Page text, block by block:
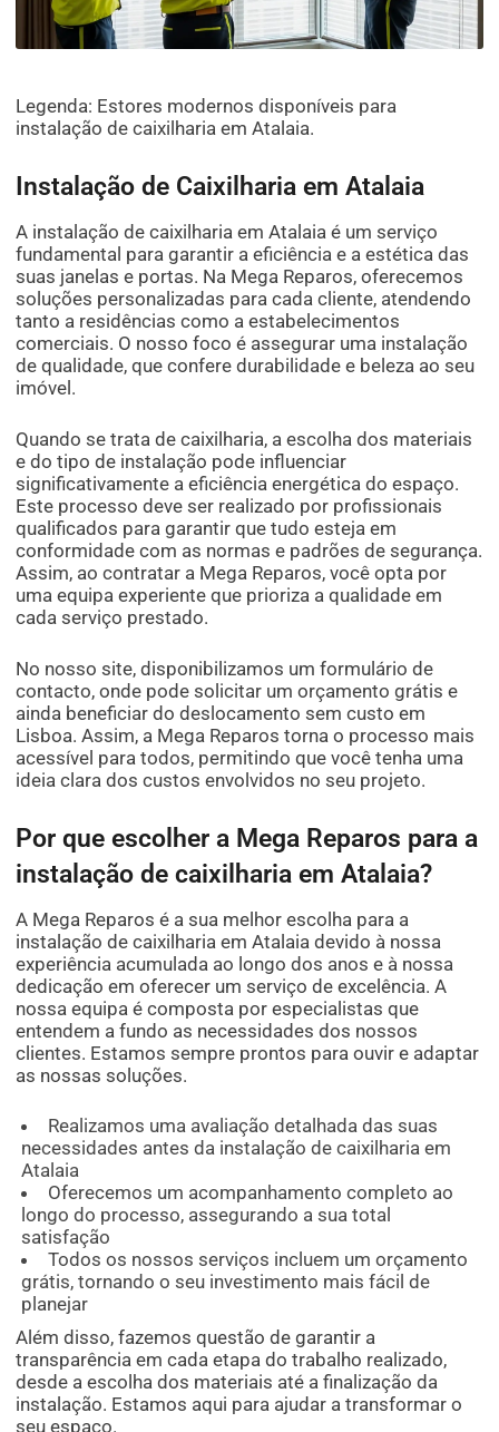
Legenda: Estores modernos disponíveis para
instalação de caixilharia em Atalaia.
Instalação de Caixilharia em Atalaia
A instalação de caixilharia em Atalaia é um serviço
fundamental para garantir a eficiência e a estética das
suas janelas e portas. Na Mega Reparos, oferecemos
soluções personalizadas para cada cliente, atendendo
tanto a residências como a estabelecimentos
comerciais. O nosso foco é assegurar uma instalação
de qualidade, que confere durabilidade e beleza ao seu
imóvel.
Quando se trata de caixilharia, a escolha dos materiais
e do tipo de instalação pode influenciar
significativamente a eficiência energética do espaço.
Este processo deve ser realizado por profissionais
qualificados para garantir que tudo esteja em
conformidade com as normas e padrões de segurança.
Assim, ao contratar a Mega Reparos, você opta por
uma equipa experiente que prioriza a qualidade em
cada serviço prestado.
No nosso site, disponibilizamos um formulário de
contacto, onde pode solicitar um orçamento grátis e
ainda beneficiar do deslocamento sem custo em
Lisboa. Assim, a Mega Reparos torna o processo mais
acessível para todos, permitindo que você tenha uma
ideia clara dos custos envolvidos no seu projeto.
Por que escolher a Mega Reparos para a
instalação de caixilharia em Atalaia?
A Mega Reparos é a sua melhor escolha para a
instalação de caixilharia em Atalaia devido à nossa
experiência acumulada ao longo dos anos e à nossa
dedicação em oferecer um serviço de excelência. A
nossa equipa é composta por especialistas que
entendem a fundo as necessidades dos nossos
clientes. Estamos sempre prontos para ouvir e adaptar
as nossas soluções.
Realizamos uma avaliação detalhada das suas
necessidades antes da instalação de caixilharia em
Atalaia
Oferecemos um acompanhamento completo ao
longo do processo, assegurando a sua total
satisfação
Todos os nossos serviços incluem um orçamento
grátis, tornando o seu investimento mais fácil de
planejar
Além disso, fazemos questão de garantir a
transparência em cada etapa do trabalho realizado,
desde a escolha dos materiais até a finalização da
instalação. Estamos aqui para ajudar a transformar o
seu espaço.